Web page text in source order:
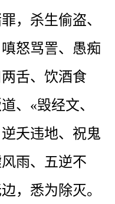
，杀生偷盗、
怒骂詈、愚痴
舌、饮酒食
、«毁经文、
夭违地、祝鬼
雨、五逆不
，悉为除灭。